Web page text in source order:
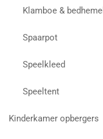
Klamboe & bedhemel
Spaarpot
Speelkleed
Speeltent
Kinderkamer opbergers